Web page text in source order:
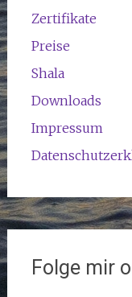
Zertifikate
Preise
Shala
Downloads
Impressum
Folge mir